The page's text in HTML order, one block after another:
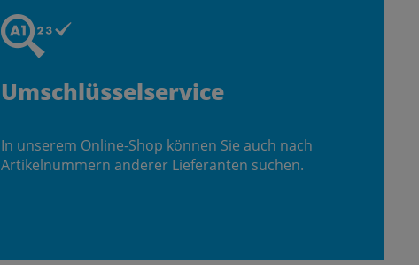
Umschlüsselservice
In unserem Online-Shop können Sie auch nach
Artikelnummern anderer Lieferanten suchen.